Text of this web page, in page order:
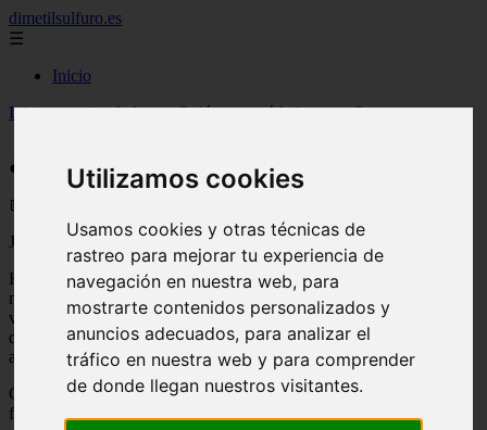
Utilizamos cookies
Usamos cookies y otras técnicas de
rastreo para mejorar tu experiencia de
navegación en nuestra web, para
mostrarte contenidos personalizados y
anuncios adecuados, para analizar el
tráfico en nuestra web y para comprender
de donde llegan nuestros visitantes.
dimetilsulfuro.es
☰
Inicio
Inicio > curiosidades >¿Quién inventó la imprenta?
¿Quién inventó la imprenta?
📅 18/08/2025
Johannes Gutenberg
Hoy en día contamos con un sinfín de dispositivos electrónicos en
nuestras propias casas. Pero las empresas también. Nada tienen que
ver las rotativas de los periódicos actuales, incluso algunas han
desaparecido uniéndose al mundo online, con las primeras que
aparecieron.
Cualquier persona que haya estudiado periodismo tiene grabado a
fuego el nombre de Gutenberg, pero, ¿quién fue este alemán?